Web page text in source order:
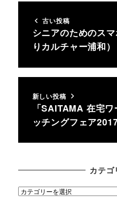
古い投稿
シニアのためのス
りカルチャー浦和）
新しい投稿
「SAITAMA 在宅
ッチングフェア
カテゴ
カ